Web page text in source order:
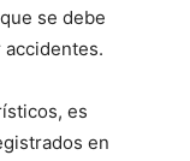
se debe
es
en